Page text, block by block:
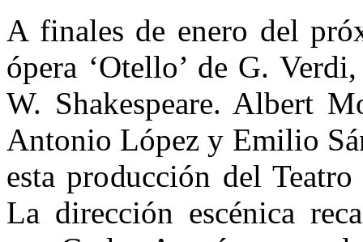
A finales de enero del
ópera ‘Otello’ de G.
W. Shakespeare. Albert
Antonio López y Emilio
esta producción del
La dirección escénica